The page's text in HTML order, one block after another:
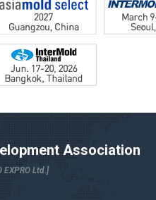
Association
EXPRO Ltd.]